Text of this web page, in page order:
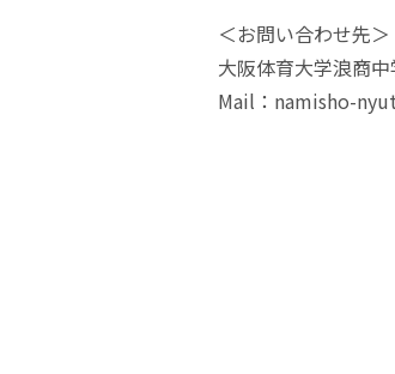
＜お問い合わせ先＞
大阪体育大学浪商
Mail：namisho-